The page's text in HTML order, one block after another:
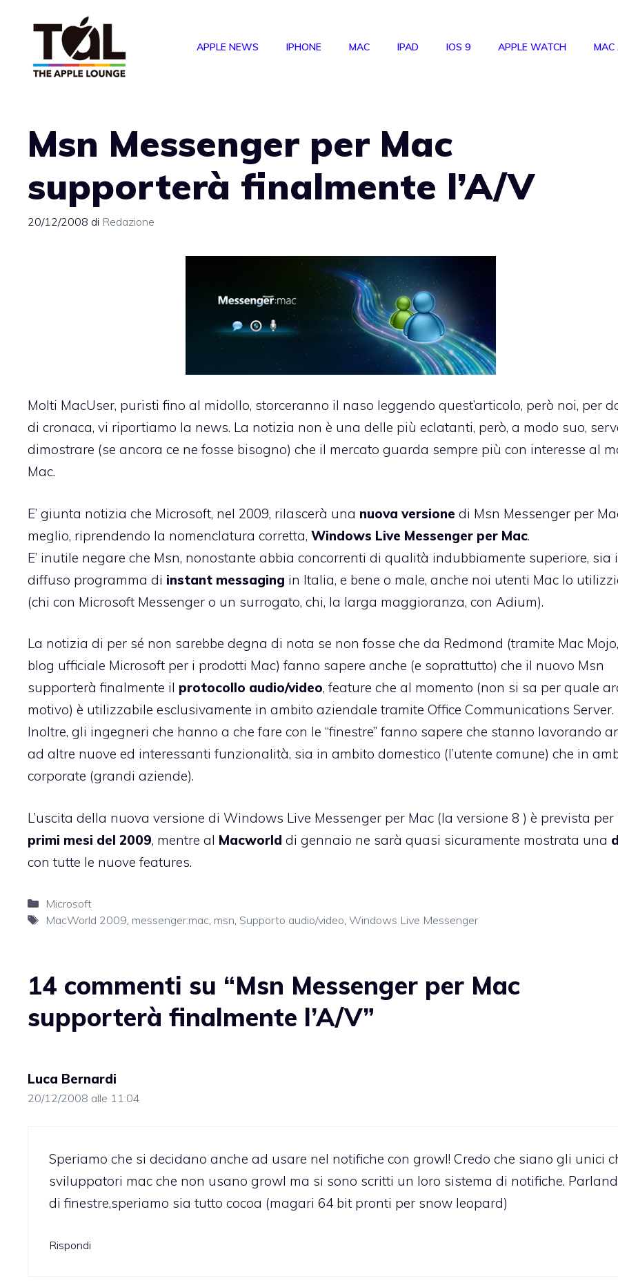
APPLE NEWS IPHONE MAC IPAD IOS 9 APPLE WATCH MAC
Msn Messenger per Mac
supporterà finalmente l’A/V
20/12/2008 di Redazione
Molti MacUser, puristi fino al midollo, storceranno il naso leggendo quest’articolo, però noi, per
di cronaca, vi riportiamo la news. La notizia non è una delle più eclatanti, però, a modo suo,
dimostrare (se ancora ce ne fosse bisogno) che il mercato guarda sempre più con interesse al
Mac.
E’ giunta notizia che Microsoft, nel 2009, rilascerà una nuova versione di Msn Messenger per
meglio, riprendendo la nomenclatura corretta, Windows Live Messenger per Mac.
E’ inutile negare che Msn, nonostante abbia concorrenti di qualità indubbiamente superiore, sia
diffuso programma di instant messaging in Italia, e bene o male, anche noi utenti Mac lo
(chi con Microsoft Messenger o un surrogato, chi, la larga maggioranza, con Adium).
La notizia di per sé non sarebbe degna di nota se non fosse che da Redmond (tramite Mac
blog ufficiale Microsoft per i prodotti Mac) fanno sapere anche (e soprattutto) che il nuovo Msn
supporterà finalmente il protocollo audio/video, feature che al momento (non si sa per quale
motivo) è utilizzabile esclusivamente in ambito aziendale tramite Office Communications Server.
Inoltre, gli ingegneri che hanno a che fare con le “finestre” fanno sapere che stanno lavorando
ad altre nuove ed interessanti funzionalità, sia in ambito domestico (l’utente comune) che in
corporate (grandi aziende).
L’uscita della nuova versione di Windows Live Messenger per Mac (la versione 8 ) è prevista per
primi mesi del 2009, mentre al Macworld di gennaio ne sarà quasi sicuramente mostrata una
con tutte le nuove features.
Categorie
Microsoft
Tag
MacWorld 2009, messenger:mac, msn, Supporto audio/video, Windows Live Messenger
14 commenti su “Msn Messenger per Mac
supporterà finalmente l’A/V”
Luca Bernardi
20/12/2008 alle 11:04
Speriamo che si decidano anche ad usare nel notifiche con growl! Credo che siano gli unici
sviluppatori mac che non usano growl ma si sono scritti un loro sistema di notifiche.
di finestre,speriamo sia tutto cocoa (magari 64 bit pronti per snow leopard)
Rispondi